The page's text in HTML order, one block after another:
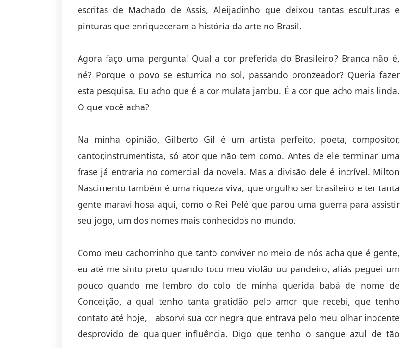
escritas de Machado de Assis, Aleijadinho que deixou tantas esculturas e
pinturas que enriqueceram a história da arte no Brasil.
Agora faço uma pergunta! Qual a cor preferida do Brasileiro? Branca não é,
né? Porque o povo se esturrica no sol, passando bronzeador? Queria fazer
esta pesquisa. Eu acho que é a cor mulata jambu. É a cor que acho mais linda.
O que você acha?
Na minha opinião, Gilberto Gil é um artista perfeito, poeta, compositor,
cantor,instrumentista, só ator que não tem como. Antes de ele terminar uma
frase já entraria no comercial da novela. Mas a divisão dele é incrível. Milton
Nascimento também é uma riqueza viva, que orgulho ser brasileiro e ter tanta
gente maravilhosa aqui, como o Rei Pelé que parou uma guerra para assistir
seu jogo, um dos nomes mais conhecidos no mundo.
Como meu cachorrinho que tanto conviver no meio de nós acha que é gente,
eu até me sinto preto quando toco meu violão ou pandeiro, aliás peguei um
pouco quando me lembro do colo de minha querida babá de nome de
Conceição, a qual tenho tanta gratidão pelo amor que recebi, que tenho
contato até hoje, absorvi sua cor negra que entrava pelo meu olhar inocente
desprovido de qualquer influência. Digo que tenho o sangue azul de tão